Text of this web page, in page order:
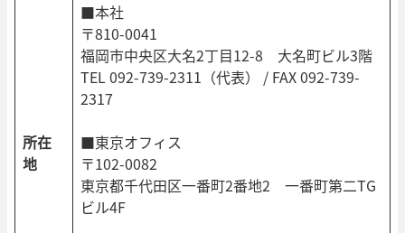
所在
地
■本社
〒810-0041
福岡市中央区大名2丁目12-8 大名町ビル3階
TEL 092-739-2311（代表） / FAX 092-739-
2317
■東京オフィス
〒102-0082
東京都千代田区一番町2番地2 一番町第二TG
ビル4F